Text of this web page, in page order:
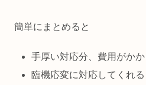
簡単にまとめると
手厚い対応分、費用がかか
臨機応変に対応してくれ